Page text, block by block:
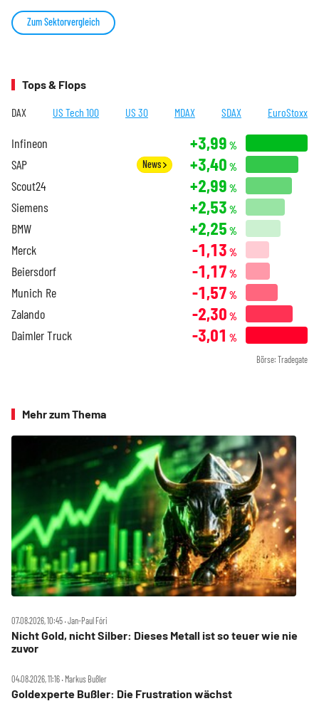
Zum Sektorvergleich
Tops & Flops
DAX US Tech 100 US 30 MDAX SDAX EuroStoxx
Infineon +3,99 %
SAP News +3,40 %
Scout24 +2,99 %
Siemens +2,53 %
BMW +2,25 %
Merck -1,13 %
Beiersdorf -1,17 %
Munich Re -1,57 %
Zalando -2,30 %
Daimler Truck -3,01 %
Börse: Tradegate
Mehr zum Thema
07.08.2026, 10:45 ‧ Jan-Paul Fóri
Nicht Gold, nicht Silber: Dieses Metall ist so teuer wie nie
zuvor
04.08.2026, 11:16 ‧ Markus Bußler
Goldexperte Bußler: Die Frustration wächst